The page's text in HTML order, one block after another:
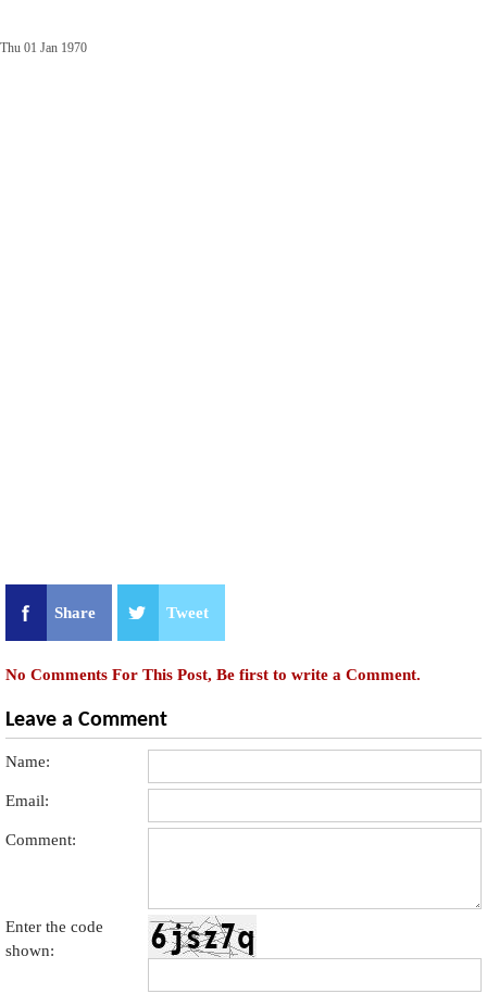
Thu 01 Jan 1970
Share Tweet
No Comments For This Post, Be first to write a Comment.
Leave a Comment
Name:
Email:
Comment:
Enter the code
shown: